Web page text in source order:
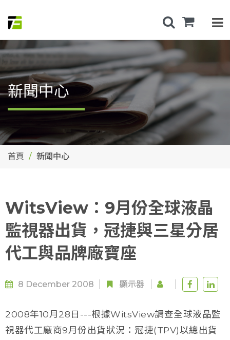
新聞中心
首頁 新聞中心
WitsView：9月份全球液晶
監視器出貨，冠捷與三星分居
代工與品牌廠寶座
8 December 2008 顯示器
2008年10月28日---根據WitsView調查全球液晶監
視器代工廠商9月份出貨狀況：冠捷(TPV)以總出貨